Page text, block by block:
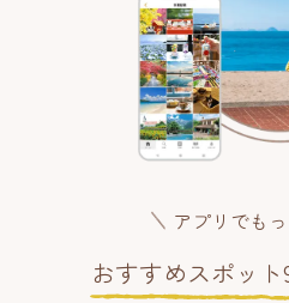
アプリでも
おすすめスポッ